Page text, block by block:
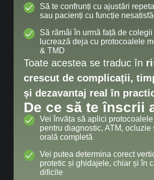
Să te confrunți cu ajustări
sau pacienți cu funcție
Să rămâi în urmă față de
lucrează deja cu protocoalele
& TMD
Toate acestea se traduc în
crescut de complicații,
și dezavantaj real în
De ce să te înscrii
Vei învăța să aplici
pentru diagnostic, ATM, ocluzie
orală completă
Vei putea determina corect
protetic și ghidajele, chiar și în
dificile